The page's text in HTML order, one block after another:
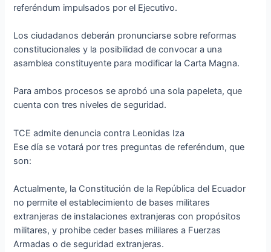
referéndum impulsados por el Ejecutivo.
Los ciudadanos deberán pronunciarse sobre reformas
constitucionales y la posibilidad de convocar a una
asamblea constituyente para modificar la Carta Magna.
Para ambos procesos se aprobó una sola papeleta, que
cuenta con tres niveles de seguridad.
TCE admite denuncia contra Leonidas Iza
Ese día se votará por tres preguntas de referéndum, que
son:
Actualmente, la Constitución de la República del Ecuador
no permite el establecimiento de bases militares
extranjeras de instalaciones extranjeras con propósitos
militares, y prohibe ceder bases mililares a Fuerzas
Armadas o de seguridad extranjeras.